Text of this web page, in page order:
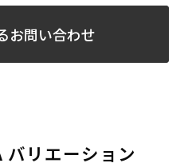
お問い合わせ
バリエーション